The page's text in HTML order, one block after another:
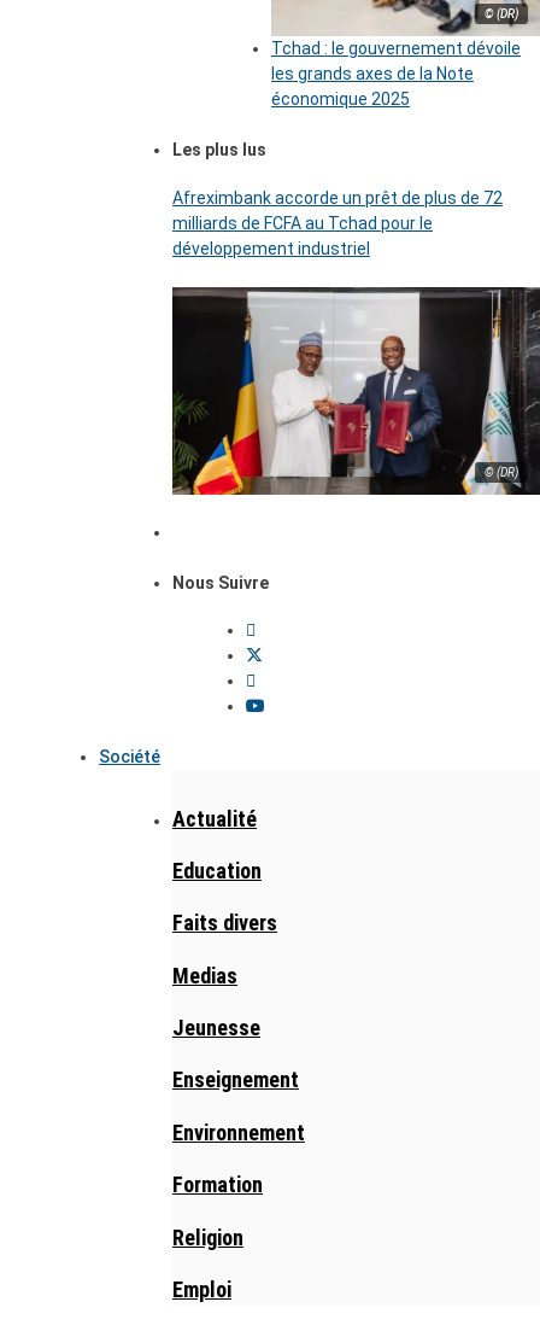
© (DR)
Tchad : le gouvernement dévoile
les grands axes de la Note
économique 2025
Les plus lus
Afreximbank accorde un prêt de plus de 72
milliards de FCFA au Tchad pour le
développement industriel
© (DR)
Nous Suivre
Société
Actualité
Education
Faits divers
Medias
Jeunesse
Enseignement
Environnement
Formation
Religion
Emploi